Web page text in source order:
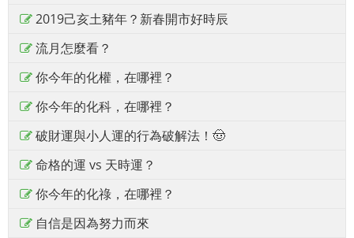
2019己亥土豬年？新春開市好時辰
流月怎麼看？
你今年的化權，在哪裡？
你今年的化科，在哪裡？
破財運與小人運的行為破解法！🤠
命格的運 vs 天時運？
你今年的化祿，在哪裡？
自信是因為努力而來